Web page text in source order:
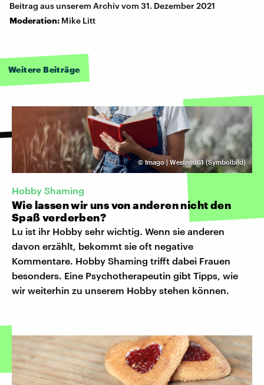
Beitrag aus unserem Archiv vom 31. Dezember 2021
Moderation: Mike Litt
Weitere Beiträge
©Imago | Westend61 (Symbolbild)
Hobby Shaming
Wie lassen wir uns von anderen nicht den
Spaß verderben?
Lu ist ihr Hobby sehr wichtig. Wenn sie anderen
davon erzählt, bekommt sie oft negative
Kommentare. Hobby Shaming trifft dabei Frauen
besonders. Eine Psychotherapeutin gibt Tipps, wie
wir weiterhin zu unserem Hobby stehen können.